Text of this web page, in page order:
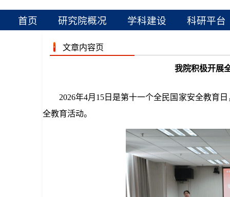
首页 研究院概况 学科建设 科研平台
文章内容页
我院积极开展
2026年4月15日是第十一个全民国家安全教育
全教育活动。